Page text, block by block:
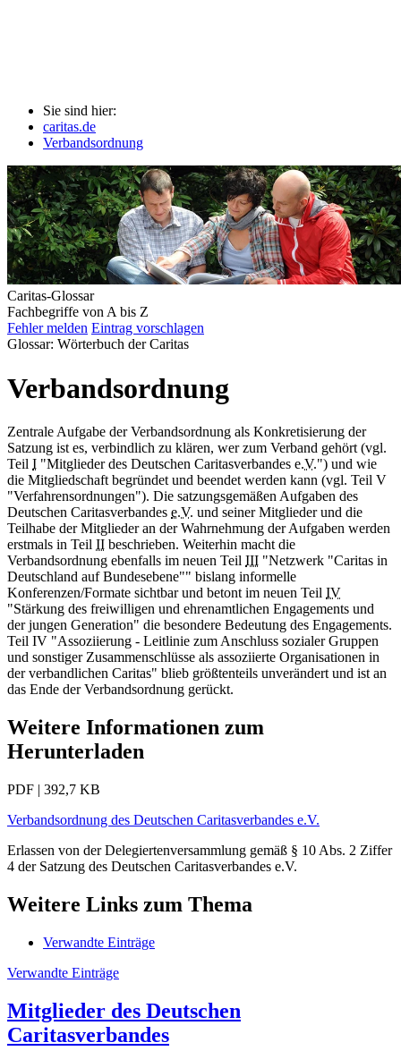
Sie sind hier:
caritas.de
Verbandsordnung
Caritas-Glossar
Fachbegriffe von A bis Z
Fehler melden Eintrag vorschlagen
Glossar: Wörterbuch der Caritas
Verbandsordnung
Zentrale Aufgabe der Verbandsordnung als Konkretisierung der
Satzung ist es, verbindlich zu klären, wer zum Verband gehört (vgl.
Teil I "Mitglieder des Deutschen Caritasverbandes e.V.") und wie
die Mitgliedschaft begründet und beendet werden kann (vgl. Teil V
"Verfahrensordnungen"). Die satzungsgemäßen Aufgaben des
Deutschen Caritasverbandes e.V. und seiner Mitglieder und die
Teilhabe der Mitglieder an der Wahrnehmung der Aufgaben werden
erstmals in Teil II beschrieben. Weiterhin macht die
Verbandsordnung ebenfalls im neuen Teil III "Netzwerk "Caritas in
Deutschland auf Bundesebene"" bislang informelle
Konferenzen/Formate sichtbar und betont im neuen Teil IV
"Stärkung des freiwilligen und ehrenamtlichen Engagements und
der jungen Generation" die besondere Bedeutung des Engagements.
Teil IV "Assoziierung - Leitlinie zum Anschluss sozialer Gruppen
und sonstiger Zusammenschlüsse als assoziierte Organisationen in
der verbandlichen Caritas" blieb größtenteils unverändert und ist an
das Ende der Verbandsordnung gerückt.
Weitere Informationen zum
Herunterladen
PDF | 392,7 KB
Verbandsordnung des Deutschen Caritasverbandes e.V.
Erlassen von der Delegiertenversammlung gemäß § 10 Abs. 2 Ziffer
4 der Satzung des Deutschen Caritasverbandes e.V.
Weitere Links zum Thema
Verwandte Einträge
Verwandte Einträge
Mitglieder des Deutschen
Caritasverbandes